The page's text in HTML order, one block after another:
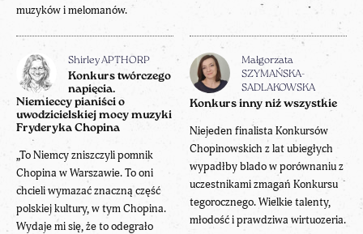
muzyków i melomanów.
Shirley APTHORP
Konkurs twórczego
napięcia.
Niemieccy pianiści o
uwodzicielskiej mocy muzyki
Fryderyka Chopina
„To Niemcy zniszczyli pomnik
Chopina w Warszawie. To oni
chcieli wymazać znaczną część
polskiej kultury, w tym Chopina.
Wydaje mi się, że to odegrało
Małgorzata
SZYMAŃSKA-
SADLAKOWSKA
Konkurs inny niż wszystkie
Niejeden finalista Konkursów
Chopinowskich z lat ubiegłych
wypadłby blado w porównaniu z
uczestnikami zmagań Konkursu
tegorocznego. Wielkie talenty,
młodość i prawdziwa wirtuozeria.